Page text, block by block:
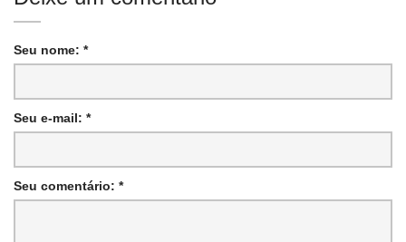
Seu nome: *
Seu e-mail: *
Seu comentário: *